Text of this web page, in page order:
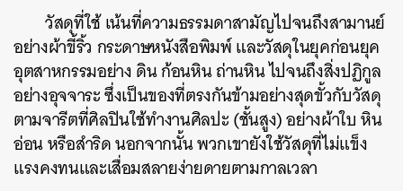
วัสดุที่ใช้ เน้นที่ความธรรมดาสามัญไปจนถึงสามานย์
อย่างผ้าขี้ริ้ว กระดาษหนังสือพิมพ์ และวัสดุในยุคก่อนยุค
อุตสาหกรรมอย่าง ดิน ก้อนหิน ถ่านหิน ไปจนถึงสิ่งปฏิกูล
อย่างอุจจาระ ซึ่งเป็นของที่ตรงกันข้ามอย่างสุดขั้วกับวัสดุ
ตามจารีตที่ศิลปินใช้ทำงานศิลปะ (ชั้นสูง) อย่างผ้าใบ หิน
อ่อน หรือสำริด นอกจากนั้น พวกเขายังใช้วัสดุที่ไม่แข็ง
แรงคงทนและเสื่อมสลายง่ายดายตามกาลเวลา